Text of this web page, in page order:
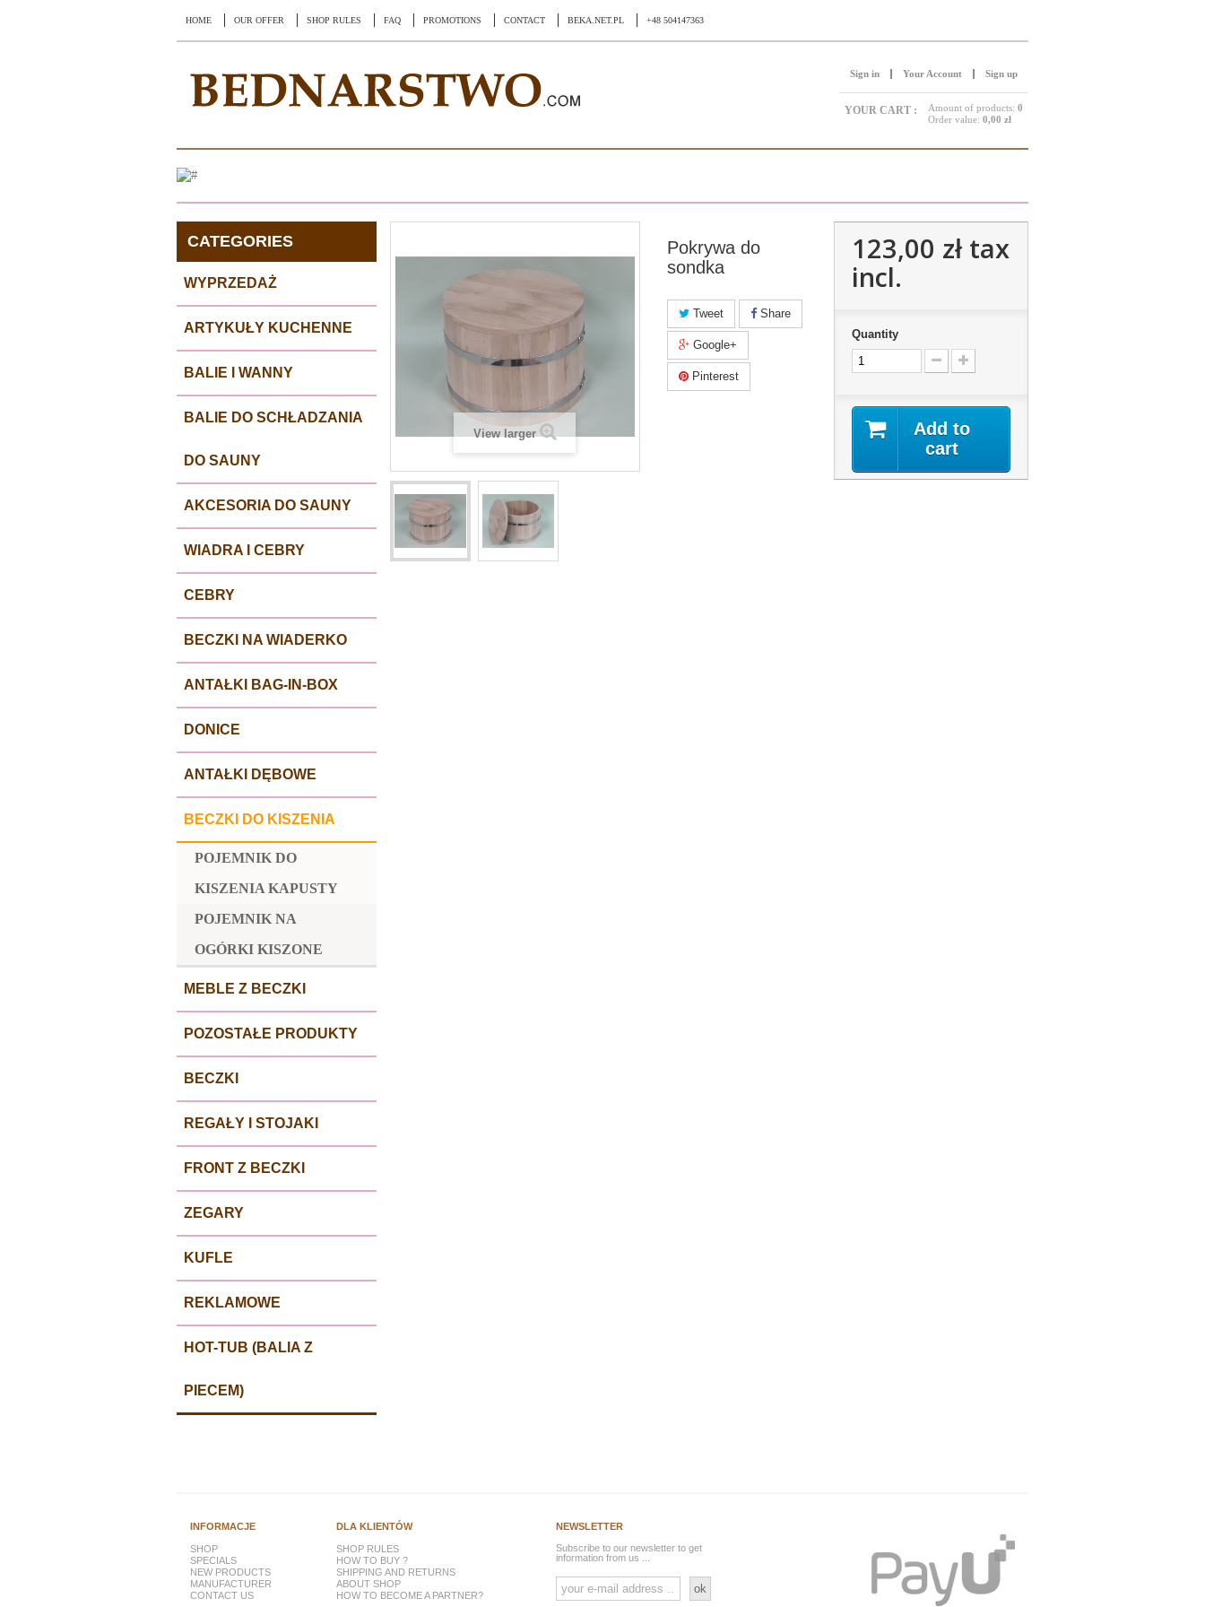
HOME OUR OFFER SHOP RULES FAQ PROMOTIONS CONTACT BEKA.NET.PL +48 504147363
Sign up
Your Account
Sign in
YOUR CART : Amount of products: 0
Order value: 0,00 zł
CATEGORIES
WYPRZEDAŻ
ARTYKUŁY KUCHENNE
BALIE I WANNY
BALIE DO SCHŁADZANIA
DO SAUNY
AKCESORIA DO SAUNY
WIADRA I CEBRY
CEBRY
BECZKI NA WIADERKO
ANTAŁKI BAG-IN-BOX
DONICE
ANTAŁKI DĘBOWE
BECZKI DO KISZENIA
POJEMNIK DO
KISZENIA KAPUSTY
POJEMNIK NA
OGÓRKI KISZONE
MEBLE Z BECZKI
POZOSTAŁE PRODUKTY
BECZKI
REGAŁY I STOJAKI
FRONT Z BECZKI
ZEGARY
KUFLE
REKLAMOWE
HOT-TUB (BALIA Z
PIECEM)
View larger
Pokrywa do
sondka
Tweet Share
Google+
Pinterest
123,00 złtax
incl.
Quantity
Add to
cart
INFORMACJE
SHOP
SPECIALS
NEW PRODUCTS
MANUFACTURER
CONTACT US
DLA KLIENTÓW
SHOP RULES
HOW TO BUY ?
SHIPPING AND RETURNS
ABOUT SHOP
HOW TO BECOME A PARTNER?
NEWSLETTER
Subscribe to our newsletter to get
information from us ...
ok